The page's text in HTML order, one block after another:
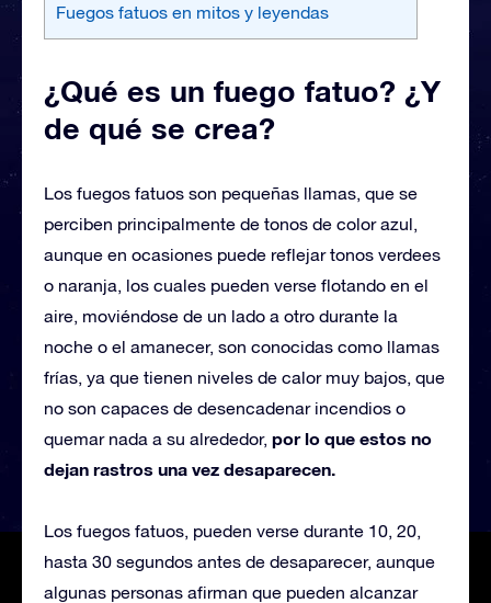
Fuegos fatuos en mitos y leyendas
¿Qué es un fuego fatuo? ¿Y
de qué se crea?
Los fuegos fatuos son pequeñas llamas, que se
perciben principalmente de tonos de color azul,
aunque en ocasiones puede reflejar tonos verdees
o naranja, los cuales pueden verse flotando en el
aire, moviéndose de un lado a otro durante la
noche o el amanecer, son conocidas como llamas
frías, ya que tienen niveles de calor muy bajos, que
no son capaces de desencadenar incendios o
quemar nada a su alrededor, por lo que estos no
dejan rastros una vez desaparecen.
Los fuegos fatuos, pueden verse durante 10, 20,
hasta 30 segundos antes de desaparecer, aunque
algunas personas afirman que pueden alcanzar